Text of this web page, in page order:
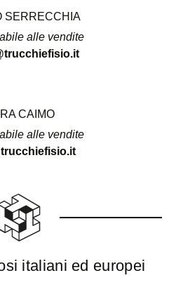
SERRECCHIA
alle vendite
CAIMO
alle vendite
italiani ed europei